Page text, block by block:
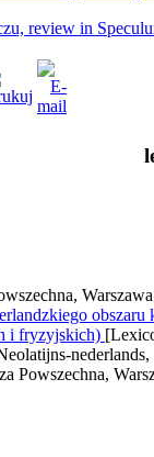
review in
i fryzyjskich)
Powszechna,